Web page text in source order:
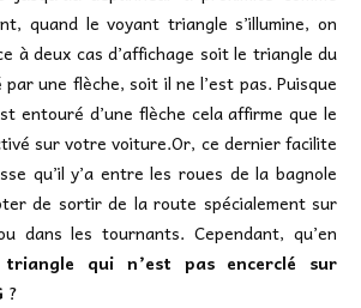
quand le voyant triangle s’illumine, on
à deux cas d’affichage soit le triangle du
une flèche, soit il ne l’est pas. Puisque
entouré d’une flèche cela affirme que le
sur votre voiture.Or, ce dernier facilite
qu’il y’a entre les roues de la bagnole
de sortir de la route spécialement sur
dans les tournants. Cependant, qu’en
qui n’est pas encerclé sur
?